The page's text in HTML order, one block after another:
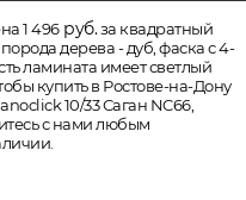
1 496руб.за квадратный
дерева - дуб, фаска с 4-
ламината имеет светлый
купить в Ростове-на-Дону
10/33 Саган NC66,
с нами любым